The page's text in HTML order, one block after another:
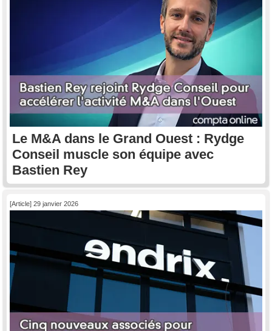
Le M&A dans le Grand Ouest : Rydge
Conseil muscle son équipe avec
Bastien Rey
[Article] 29 janvier 2026